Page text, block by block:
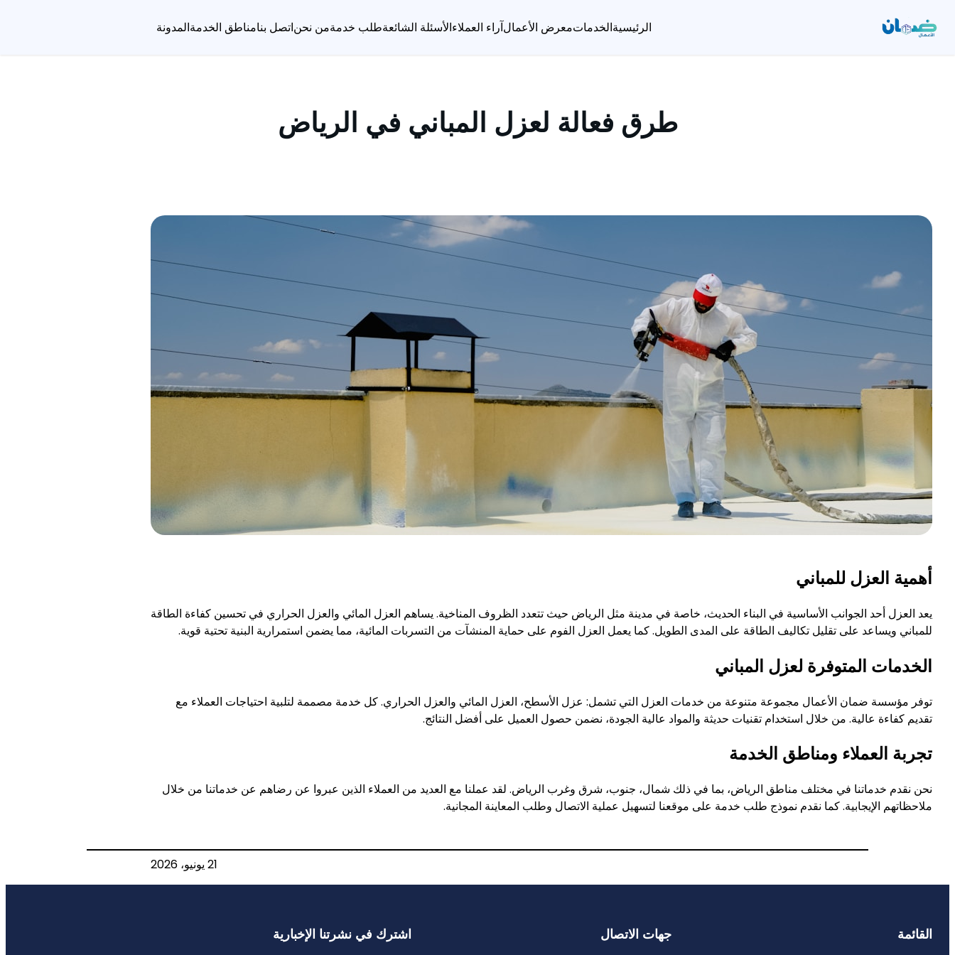
الرئيسيةالخدماتمعرض الأعمالآراء العملاءالأسئلة الشائعةطلب خدمةمن نحناتصل بنامناطق الخدمةالمدونة
طرق فعالة لعزل المباني في الرياض
أهمية العزل للمباني
يعد العزل أحد الجوانب الأساسية في البناء الحديث، خاصة في مدينة مثل الرياض حيث تتعدد الظروف المناخية. يساهم العزل المائي والعزل الحراري في تحسين كفاءة الطاقة
للمباني ويساعد على تقليل تكاليف الطاقة على المدى الطويل. كما يعمل العزل الفوم على حماية المنشآت من التسربات المائية، مما يضمن استمرارية البنية تحتية قوية.
الخدمات المتوفرة لعزل المباني
توفر مؤسسة ضمان الأعمال مجموعة متنوعة من خدمات العزل التي تشمل: عزل الأسطح، العزل المائي والعزل الحراري. كل خدمة مصممة لتلبية احتياجات العملاء مع
تقديم كفاءة عالية. من خلال استخدام تقنيات حديثة والمواد عالية الجودة، نضمن حصول العميل على أفضل النتائج.
تجربة العملاء ومناطق الخدمة
نحن نقدم خدماتنا في مختلف مناطق الرياض، بما في ذلك شمال، جنوب، شرق وغرب الرياض. لقد عملنا مع العديد من العملاء الذين عبروا عن رضاهم عن خدماتنا من خلال
ملاحظاتهم الإيجابية. كما نقدم نموذج طلب خدمة على موقعنا لتسهيل عملية الاتصال وطلب المعاينة المجانية.
21 يونيو، 2026
القائمة جهات الاتصال اشترك في نشرتنا الإخبارية